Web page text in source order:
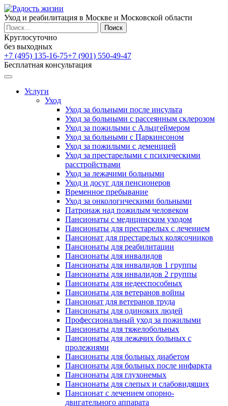
Уход и реабилитация в Москве и Московской области
Найти:
Круглосуточно
без выходных
+7 (495) 135-16-75+7 (901) 550-49-47
Бесплатная консультация
Услуги
Уход
Уход за больными после инсульта
Уход за больными с рассеянным склерозом
Уход за пожилыми с Альцгеймером
Уход за больными с Паркинсоном
Уход за пожилыми с деменцией
Уход за престарелыми с психическими
расстройствами
Уход за лежачими больными
Уход и досуг для пенсионеров
Временное пребывание
Уход за онкологическими больными
Патронаж над пожилым человеком
Пансионаты с медицинским уходом
Пансионаты для престарелых с лечением
Пансионат для престарелых колясочников
Пансионаты для реабилитации
Пансионаты для инвалидов
Пансионаты для инвалидов 1 группы
Пансионаты для инвалидов 2 группы
Пансионаты для недееспособных
Пансионаты для ветеранов войны
Пансионат для ветеранов труда
Пансионаты для одиноких людей
Профессиональный уход за пожилыми
Пансионаты для тяжелобольных
Пансионаты для лежачих больных с
пролежнями
Пансионаты для больных диабетом
Пансионаты для больных после инфаркта
Пансионаты для глухонемых
Пансионаты для слепых и слабовидящих
Пансионат с лечением опорно-
двигательного аппарата